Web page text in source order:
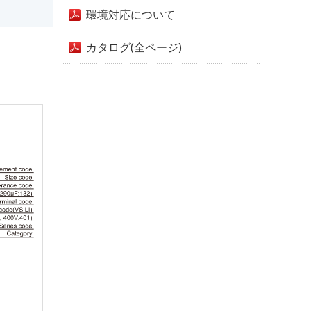
環境対応について
カタログ(全ページ)